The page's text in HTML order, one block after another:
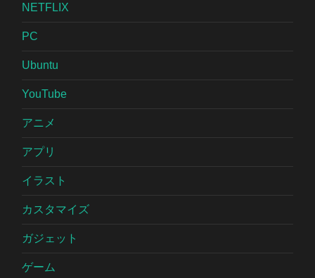
NETFLIX
PC
Ubuntu
YouTube
アニメ
アプリ
イラスト
カスタマイズ
ガジェット
ゲーム